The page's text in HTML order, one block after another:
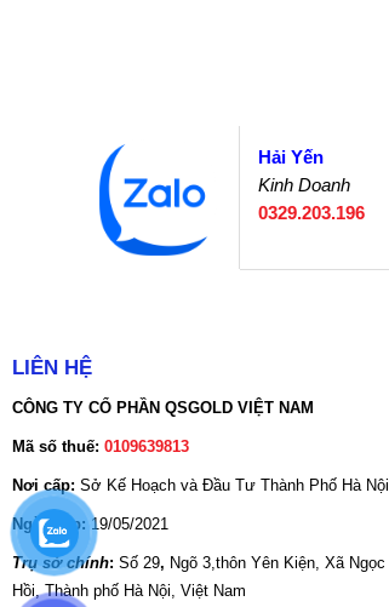
Hải Yến
Kinh Doanh
0329.203.196
LIÊN HỆ
CÔNG TY CỔ PHẦN QSGOLD VIỆT NAM
Mã số thuế: 0109639813
Nơi cấp: Sở Kế Hoạch và Đầu Tư Thành Phố Hà Nội
Ngày cấp: 19/05/2021
Trụ sở chính: Số 29, Ngõ 3,thôn Yên Kiện, Xã Ngọc
Hồi, Thành phố Hà Nội, Việt Nam